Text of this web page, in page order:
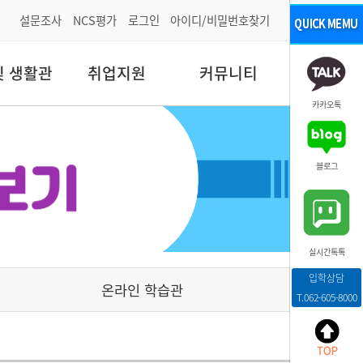
설문조사 NCS평가 로그인 아이디/비밀번호찾기
생활관 취업지원 커뮤니티
온라인 학습관
카카오톡
블로그
실시간톡톡
입학상담
T.062-605-8000